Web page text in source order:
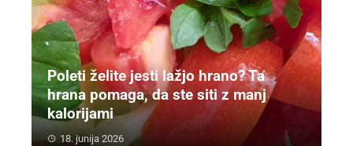
Poleti želite jesti lažjo hrano? Ta
hrana pomaga, da ste siti z manj
kalorijami
18. junija 2026